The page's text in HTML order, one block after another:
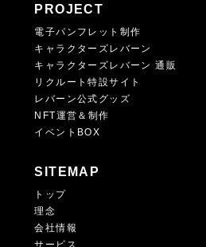
PROJECT
電子パンフレット制作
キャラクターズレバーン
キャラクターズレバーン 通販
リクルート特設サイト
レバーン公式グッズ
NFT運営＆制作
イベントBOX
SITEMAP
トップ
理念
会社情報
サービス